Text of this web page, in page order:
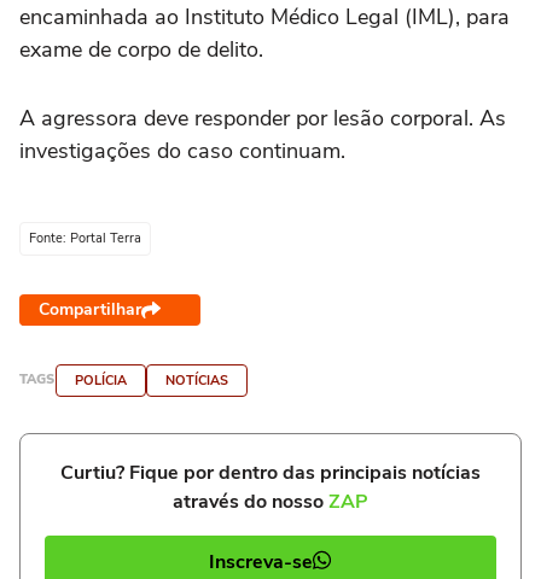
encaminhada ao Instituto Médico Legal (IML), para
exame de corpo de delito.
A agressora deve responder por lesão corporal. As
investigações do caso continuam.
Fonte: Portal Terra
Compartilhar
TAGS POLÍCIA NOTÍCIAS
Curtiu? Fique por dentro das principais notícias
através do nossoZAP
Inscreva-se